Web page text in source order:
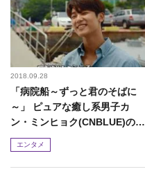
2018.09.28
「病院船～ずっと君のそばに
～」 ピュアな癒し系男子カ
ン・ミンヒョク(CNBLUE)の名
シーンをちょい見せ!
エンタメ